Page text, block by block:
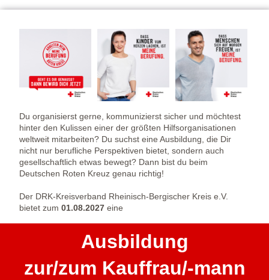
Du organisierst gerne, kommunizierst sicher und möchtest
hinter den Kulissen einer der größten Hilfsorganisationen
weltweit mitarbeiten? Du suchst eine Ausbildung, die Dir
nicht nur berufliche Perspektiven bietet, sondern auch
gesellschaftlich etwas bewegt? Dann bist du beim
Deutschen Roten Kreuz genau richtig!
Der DRK-Kreisverband Rheinisch-Bergischer Kreis e.V.
bietet zum 01.08.2027 eine
Ausbildung
zur/zum Kauffrau/-mann